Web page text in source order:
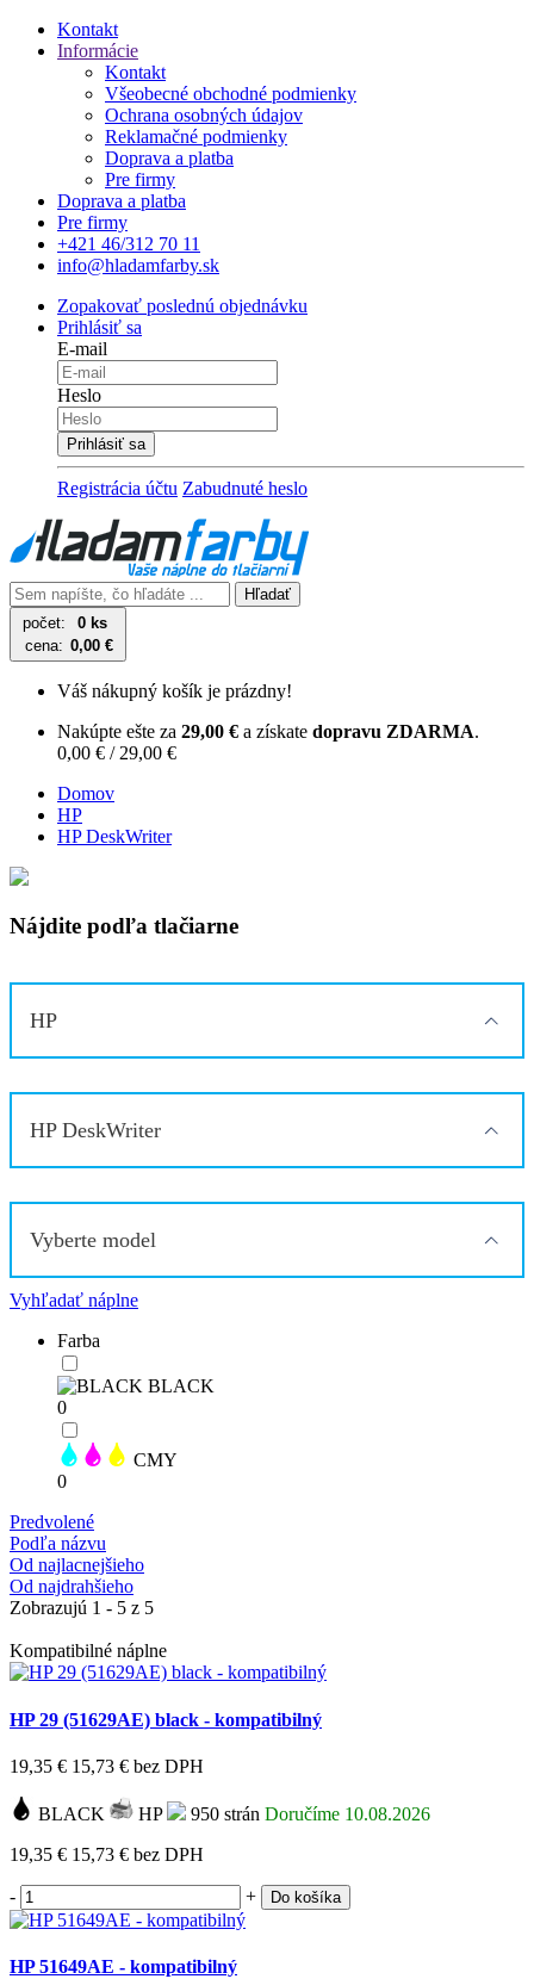
Kontakt
Informácie
Kontakt
Všeobecné obchodné podmienky
Ochrana osobných údajov
Reklamačné podmienky
Doprava a platba
Pre firmy
Doprava a platba
Pre firmy
+421 46/312 70 11
info@hladamfarby.sk
Zopakovať poslednú objednávku
Prihlásiť sa
E-mail
Heslo
Registrácia účtu Zabudnuté heslo
Hľadať
počet:
0 ks
cena: 0,00 €
Váš nákupný košík je prázdny!
Nakúpte ešte za 29,00 € a získate dopravu ZDARMA.
0,00 € / 29,00 €
Domov
HP
HP DeskWriter
Nájdite podľa tlačiarne
HP
HP DeskWriter
Vyberte model
Vyhľadať náplne
Farba
BLACK
0
CMY
0
Predvolené
Podľa názvu
Od najlacnejšieho
Od najdrahšieho
Zobrazujú 1 - 5 z 5
Kompatibilné náplne
HP 29 (51629AE) black - kompatibilný
19,35 € 15,73 € bez DPH
BLACK HP 950 strán Doručíme 10.08.2026
19,35 € 15,73 € bez DPH
- + Do košíka
HP 51649AE - kompatibilný